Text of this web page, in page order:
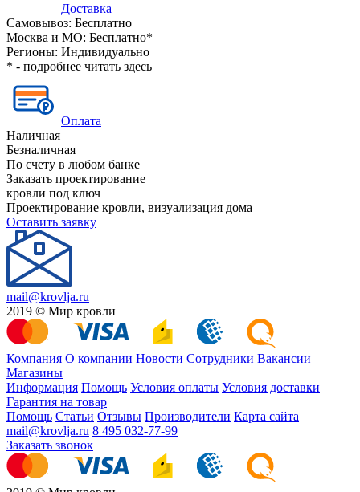
Доставка
Самовывоз: Бесплатно
Москва и МО: Бесплатно*
Регионы: Индивидуально
* - подробнее читать здесь
Оплата
Наличная
Безналичная
По счету в любом банке
Заказать проектирование
кровли под ключ
Проектирование кровли, визуализация дома
Оставить заявку
mail@krovlja.ru
2019 © Мир кровли
Компания О компании Новости Сотрудники Вакансии
Магазины
Информация Помощь Условия оплаты Условия доставки
Гарантия на товар
Помощь Статьи Отзывы Производители Карта сайта
mail@krovlja.ru 8 495 032-77-99
Заказать звонок